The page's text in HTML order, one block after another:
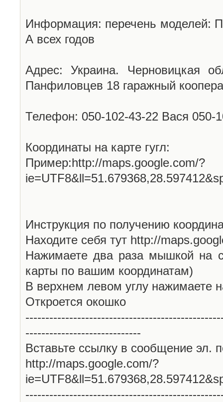
Информация: перечень моделей:
А всех годов
Адрес: Украина. Черновицкая
Панфиловцев 18 гаражный
Телефон: 050-102-43-22 Вася 050-
Координаты на карте гугл:
Пример:http://maps.google.com/?
Инструкция по получению
Находите себя тут http://
Нажимаете два раза мышкой на
карты по вашим координатам)
В верхнем левом углу нажимаете
Откроется окошко
-----------------------------
Вставьте ссылку в сообщение эл.
http://maps.google.com/?